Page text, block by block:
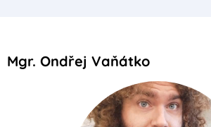
Mgr. Ondřej Vaňátko